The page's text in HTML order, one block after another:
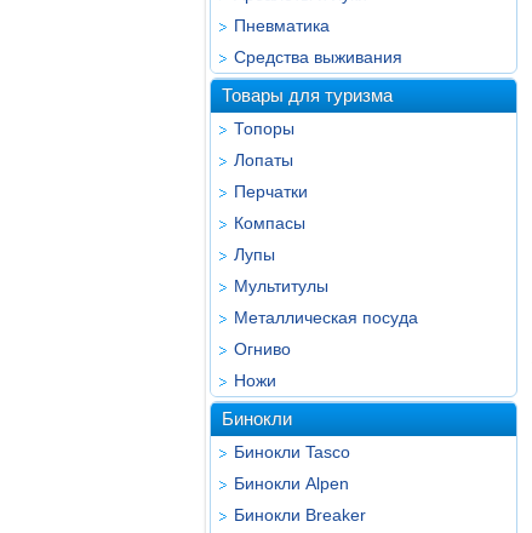
Пневматика
Средства выживания
Товары для туризма
Топоры
Лопаты
Перчатки
Компасы
Лупы
Мультитулы
Металлическая посуда
Огниво
Ножи
Бинокли
Бинокли Tasco
Бинокли Alpen
Бинокли Breaker